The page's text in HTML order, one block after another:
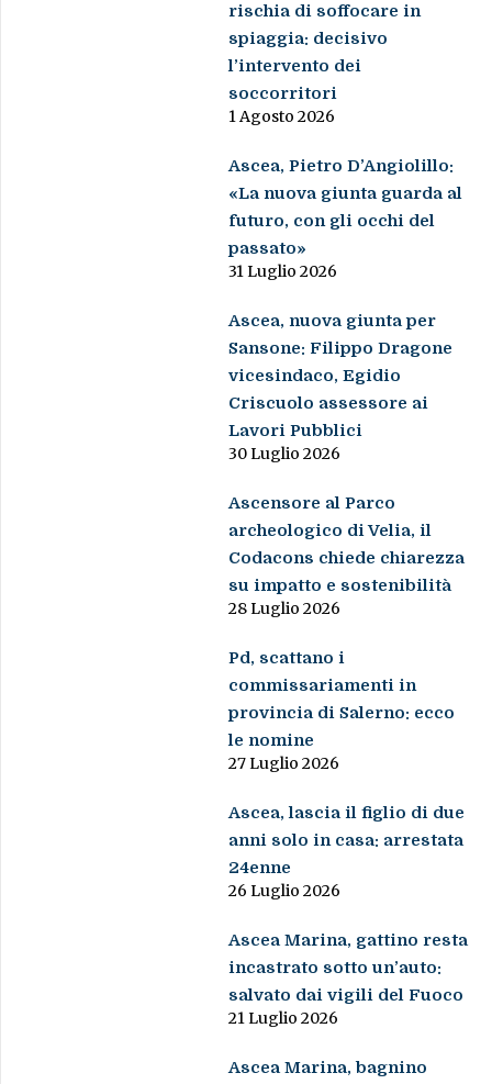
rischia di soffocare in
spiaggia: decisivo
l’intervento dei
soccorritori
1 Agosto 2026
Ascea, Pietro D’Angiolillo:
«La nuova giunta guarda al
futuro, con gli occhi del
passato»
31 Luglio 2026
Ascea, nuova giunta per
Sansone: Filippo Dragone
vicesindaco, Egidio
Criscuolo assessore ai
Lavori Pubblici
30 Luglio 2026
Ascensore al Parco
archeologico di Velia, il
Codacons chiede chiarezza
su impatto e sostenibilità
28 Luglio 2026
Pd, scattano i
commissariamenti in
provincia di Salerno: ecco
le nomine
27 Luglio 2026
Ascea, lascia il figlio di due
anni solo in casa: arrestata
24enne
26 Luglio 2026
Ascea Marina, gattino resta
incastrato sotto un’auto:
salvato dai vigili del Fuoco
21 Luglio 2026
Ascea Marina, bagnino